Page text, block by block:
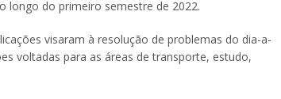
longo do primeiro semestre de 2022.
visaram à resolução de problemas do dia-a-
voltadas para as áreas de transporte, estudo,